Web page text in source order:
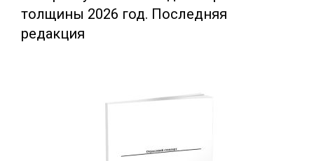
толщины 2026 год. Последняя
редакция